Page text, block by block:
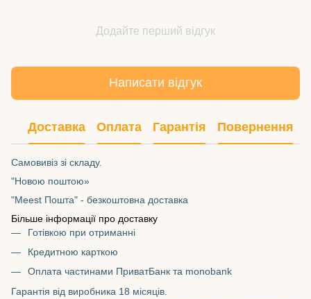
Додайте перший відгук
Написати відгук
Доставка Оплата Гарантія Повернення
Самовивіз зі складу.
"Новою поштою»
"Meest Пошта" - безкоштовна доставка
Більше інформації про доставку
Готівкою при отриманні
Кредитною карткою
Оплата частинами ПриватБанк та monobank
Гарантія від виробника 18 місяців.